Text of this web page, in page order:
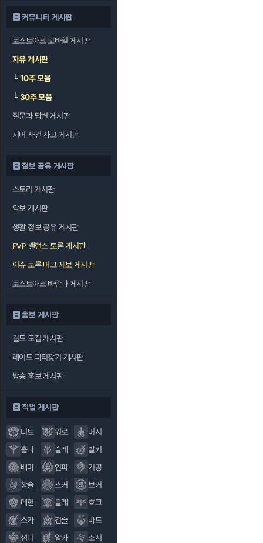
커뮤니티 게시판
로스트아크 모바일 게시판
자유 게시판
└10추 모음
└30추 모음
질문과 답변 게시판
서버 사건 사고 게시판
정보 공유 게시판
스토리 게시판
악보 게시판
생활 정보 공유 게시판
PVP 밸런스 토론 게시판
이슈 토론 버그 제보 게시판
로스트아크 바란다 게시판
홍보 게시판
길드 모집 게시판
레이드 파티찾기 게시판
방송 홍보 게시판
직업 게시판
디트 워로
버서
홀나
슬레
발키
배마
인파
기공
창술
스커
브커
데헌
블래
호크
스카
건슬
바드
섬너
알카
소서